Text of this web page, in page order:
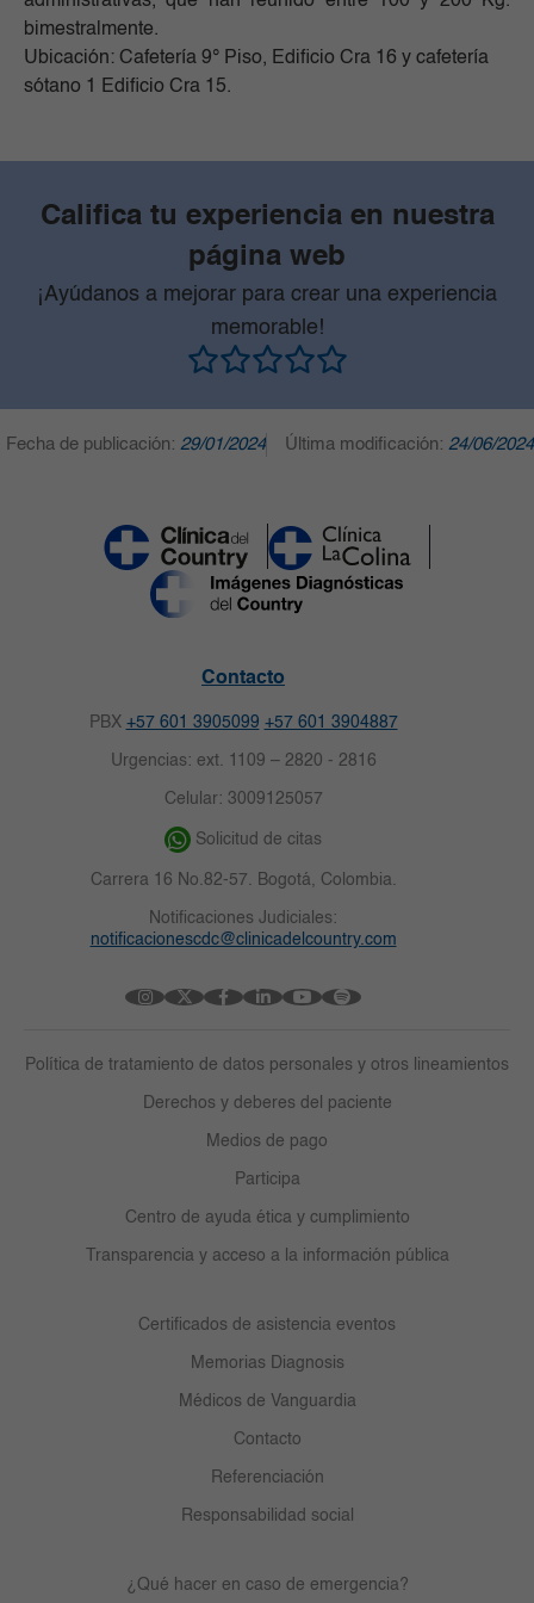
bimestralmente.
Ubicación: Cafetería 9° Piso, Edificio Cra 16 y cafetería
sótano 1 Edificio Cra 15.
Califica tu experiencia en nuestra
página web
¡Ayúdanos a mejorar para crear una experiencia
memorable!
Fecha de publicación: 29/01/2024 Última modificación: 24/06/2024
Contacto
PBX +57 601 3905099 +57 601 3904887
Urgencias: ext. 1109 – 2820 - 2816
Celular: 3009125057
Solicitud de citas
Carrera 16 No.82-57. Bogotá, Colombia.
Notificaciones Judiciales:
notificacionescdc@clinicadelcountry.com
Política de tratamiento de datos personales y otros lineamientos
Derechos y deberes del paciente
Medios de pago
Participa
Centro de ayuda ética y cumplimiento
Transparencia y acceso a la información pública
Certificados de asistencia eventos
Memorias Diagnosis
Médicos de Vanguardia
Contacto
Referenciación
Responsabilidad social
¿Qué hacer en caso de emergencia?